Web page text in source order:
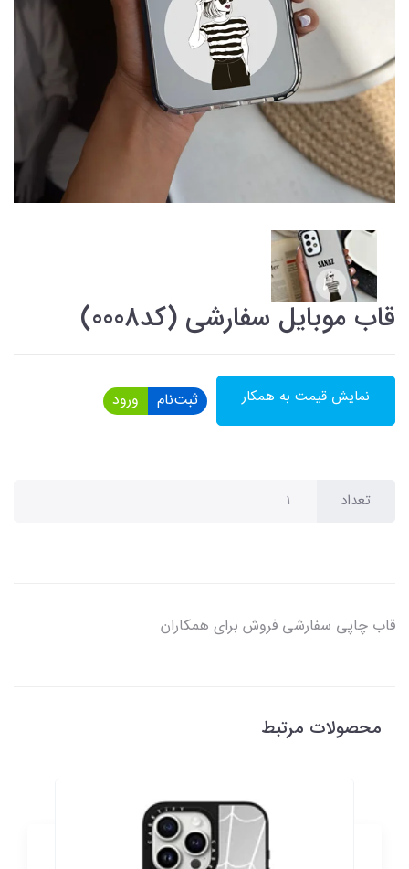
قاب موبایل سفارشی (کد0008)
نمایش قیمت به همکار ثبت‌نام ورود
تعداد
قاب چاپی سفارشی فروش برای همکاران
محصولات مرتبط